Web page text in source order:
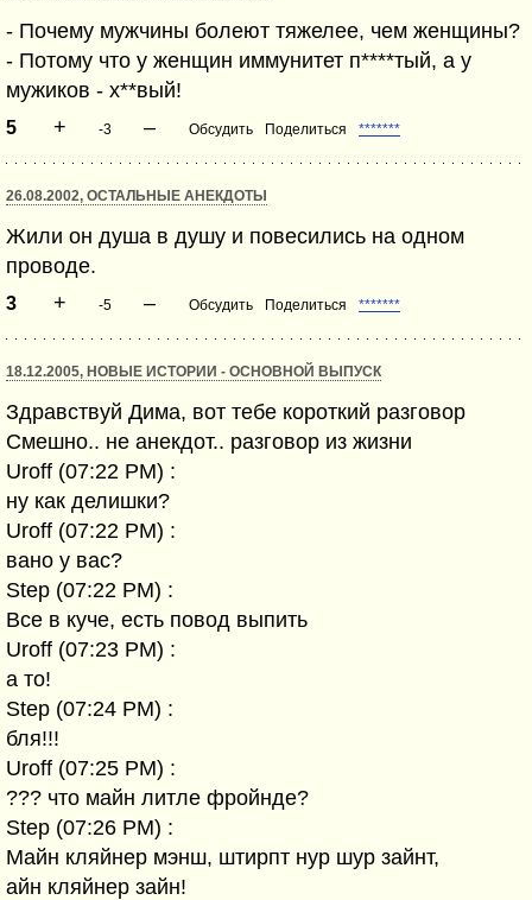
- Почему мужчины болеют тяжелее, чем женщины?
- Потому что у женщин иммунитет п****тый, а у
мужиков - х**вый!
5 + -3 – Обсудить Поделиться *******
26.08.2002, ОСТАЛЬНЫЕ АНЕКДОТЫ
Жили он душа в душу и повесились на одном
проводе.
3 + -5 – Обсудить Поделиться *******
18.12.2005, НОВЫЕ ИСТОРИИ - ОСНОВНОЙ ВЫПУСК
Здравствуй Дима, вот тебе короткий разговор
Смешно.. не анекдот.. разговор из жизни
Uroff (07:22 PM) :
ну как делишки?
Uroff (07:22 PM) :
вано у вас?
Step (07:22 PM) :
Все в куче, есть повод выпить
Uroff (07:23 PM) :
а то!
Step (07:24 PM) :
бля!!!
Uroff (07:25 PM) :
??? что майн литле фройнде?
Step (07:26 PM) :
Майн кляйнер мэнш, штирпт нур шур зайнт,
айн кляйнер зайн!